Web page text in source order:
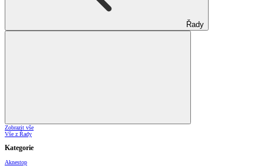
Řady
Zobrazit vše
Vše z Řady
Kategorie
Aknestop